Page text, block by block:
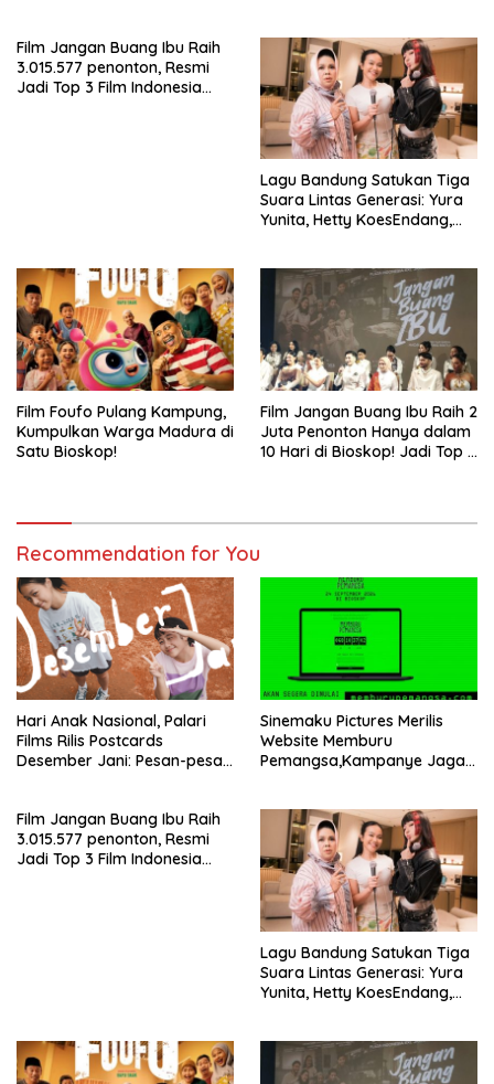
Penculikan Anak yang Masih
Terjadi
Film Jangan Buang Ibu Raih
3.015.577 penonton, Resmi
Jadi Top 3 Film Indonesia
Lagu Bandung Satukan Tiga
Suara Lintas Generasi: Yura
Yunita, Hetty KoesEndang,
Film Foufo Pulang Kampung,
Kumpulkan Warga Madura di
Satu Bioskop!
Film Jangan Buang Ibu Raih 2
Juta Penonton Hanya dalam
10 Hari di Bioskop! Jadi Top 5
Recommendation for You
Hari Anak Nasional, Palari
Films Rilis Postcards
Desember Jani: Pesan-pesan
Sinemaku Pictures Merilis
Website Memburu
Pemangsa,Kampanye Jaga
Penculikan Anak yang Masih
Terjadi
Film Jangan Buang Ibu Raih
3.015.577 penonton, Resmi
Jadi Top 3 Film Indonesia
Lagu Bandung Satukan Tiga
Suara Lintas Generasi: Yura
Yunita, Hetty KoesEndang,